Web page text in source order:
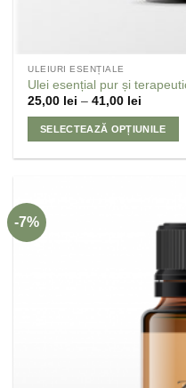
ULEIURI ESENȚIALE
Ulei esențial pur și
25,00 lei –41,00 lei
SELECTEAZĂ OPȚIUNILE
-7%